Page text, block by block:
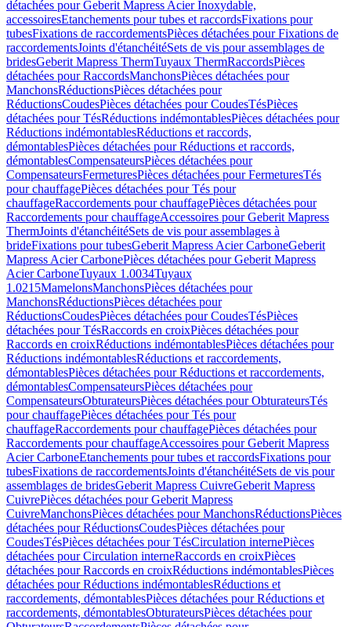
détachées pour Geberit Mapress Acier Inoxydable,
accessoiresEtanchements pour tubes et raccordsFixations pour
tubesFixations de raccordementsPièces détachées pour Fixations de
raccordementsJoints d'étanchéitéSets de vis pour assemblages de
bridesGeberit Mapress ThermTuyaux ThermRaccordsPièces
détachées pour RaccordsManchonsPièces détachées pour
ManchonsRéductionsPièces détachées pour
RéductionsCoudesPièces détachées pour CoudesTésPièces
détachées pour TésRéductions indémontablesPièces détachées pour
Réductions indémontablesRéductions et raccords,
démontablesPièces détachées pour Réductions et raccords,
démontablesCompensateursPièces détachées pour
CompensateursFermeturesPièces détachées pour FermeturesTés
pour chauffagePièces détachées pour Tés pour
chauffageRaccordements pour chauffagePièces détachées pour
Raccordements pour chauffageAccessoires pour Geberit Mapress
ThermJoints d'étanchéitéSets de vis pour assemblages à
brideFixations pour tubesGeberit Mapress Acier CarboneGeberit
Mapress Acier CarbonePièces détachées pour Geberit Mapress
Acier CarboneTuyaux 1.0034Tuyaux
1.0215MamelonsManchonsPièces détachées pour
ManchonsRéductionsPièces détachées pour
RéductionsCoudesPièces détachées pour CoudesTésPièces
détachées pour TésRaccords en croixPièces détachées pour
Raccords en croixRéductions indémontablesPièces détachées pour
Réductions indémontablesRéductions et raccordements,
démontablesPièces détachées pour Réductions et raccordements,
démontablesCompensateursPièces détachées pour
CompensateursObturateursPièces détachées pour ObturateursTés
pour chauffagePièces détachées pour Tés pour
chauffageRaccordements pour chauffagePièces détachées pour
Raccordements pour chauffageAccessoires pour Geberit Mapress
Acier CarboneEtanchements pour tubes et raccordsFixations pour
tubesFixations de raccordementsJoints d'étanchéitéSets de vis pour
assemblages de bridesGeberit Mapress CuivreGeberit Mapress
CuivrePièces détachées pour Geberit Mapress
CuivreManchonsPièces détachées pour ManchonsRéductionsPièces
détachées pour RéductionsCoudesPièces détachées pour
CoudesTésPièces détachées pour TésCirculation internePièces
détachées pour Circulation interneRaccords en croixPièces
détachées pour Raccords en croixRéductions indémontablesPièces
détachées pour Réductions indémontablesRéductions et
raccordements, démontablesPièces détachées pour Réductions et
raccordements, démontablesObturateursPièces détachées pour